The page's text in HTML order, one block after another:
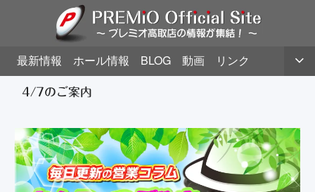
最新情報 ホール情報 BLOG 動画 リンク
4/7のご案内